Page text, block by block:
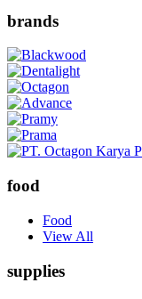
brands
food
Food
View All
supplies